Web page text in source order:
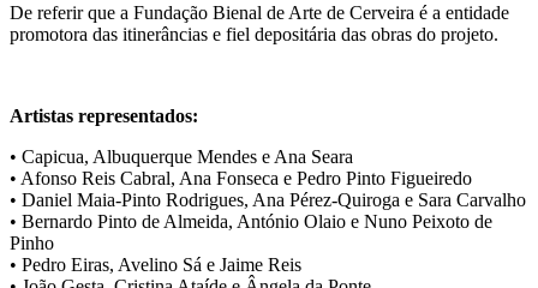
De referir que a Fundação Bienal de Arte de Cerveira é a entidade
promotora das itinerâncias e fiel depositária das obras do projeto.
Artistas representados:
• Capicua, Albuquerque Mendes e Ana Seara
• Afonso Reis Cabral, Ana Fonseca e Pedro Pinto Figueiredo
• Daniel Maia-Pinto Rodrigues, Ana Pérez-Quiroga e Sara Carvalho
• Bernardo Pinto de Almeida, António Olaio e Nuno Peixoto de
Pinho
• Pedro Eiras, Avelino Sá e Jaime Reis